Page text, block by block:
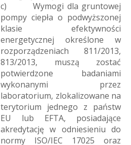
c) Wymogi dla gruntowej
pompy ciepła o podwyższonej
klasie efektywności
energetycznej określone w
rozporządzeniach 811/2013,
813/2013, muszą zostać
potwierdzone badaniami
wykonanymi przez
laboratorium, zlokalizowane na
terytorium jednego z państw
EU lub EFTA, posiadające
akredytację w odniesieniu do
normy ISO/IEC 17025 oraz